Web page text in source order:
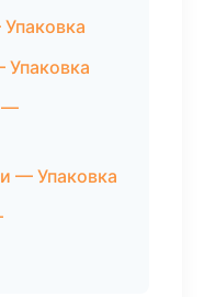
—
— Упаковка